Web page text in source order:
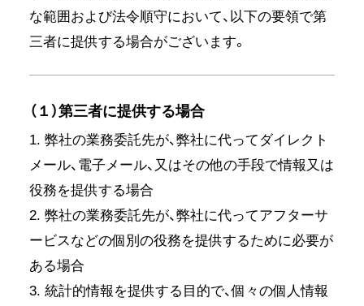
な範囲および法令順守において、以下の要領で第
三者に提供する場合がございます。
（１）第三者に提供する場合
1. 弊社の業務委託先が、弊社に代ってダイレクト
メール、電子メール、又はその他の手段で情報又は
役務を提供する場合
2. 弊社の業務委託先が、弊社に代ってアフターサ
ービスなどの個別の役務を提供するために必要が
ある場合
3. 統計的情報を提供する目的で、個々の個人情報